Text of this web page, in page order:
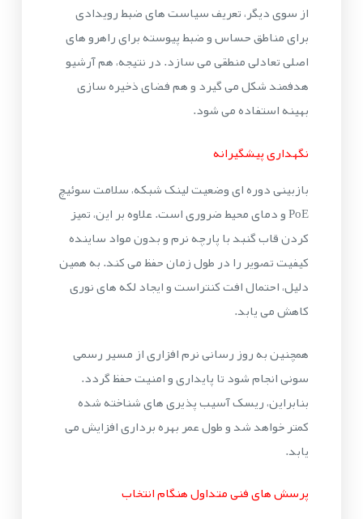
از سوی دیگر، تعریف سیاست های ضبط رویدادی
برای مناطق حساس و ضبط پیوسته برای راهرو های
اصلی تعادلی منطقی می سازد. در نتیجه، هم آرشیو
هدفمند شکل می گیرد و هم فضای ذخیره سازی
بهینه استفاده می شود.
نگهداری پیشگیرانه
بازبینی دوره ای وضعیت لینک شبکه، سلامت سوئیچ
PoE و دمای محیط ضروری است. علاوه بر این، تمیز
کردن قاب گنبد با پارچه نرم و بدون مواد ساینده
کیفیت تصویر را در طول زمان حفظ می کند. به همین
دلیل، احتمال افت کنتراست و ایجاد لکه های نوری
کاهش می یابد.
همچنین به روز رسانی نرم افزاری از مسیر رسمی
سونی انجام شود تا پایداری و امنیت حفظ گردد.
بنابراین، ریسک آسیب پذیری های شناخته شده
کمتر خواهد شد و طول عمر بهره برداری افزایش می
یابد.
پرسش های فنی متداول هنگام انتخاب